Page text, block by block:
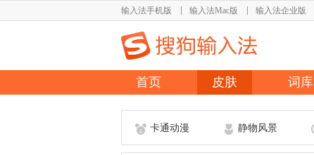
输入法手机版 输入法Mac版 输入法企业版
首页 皮肤 词库
卡通动漫 静物风景